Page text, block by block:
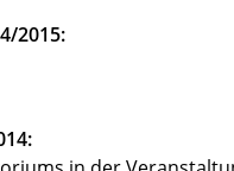
2015: